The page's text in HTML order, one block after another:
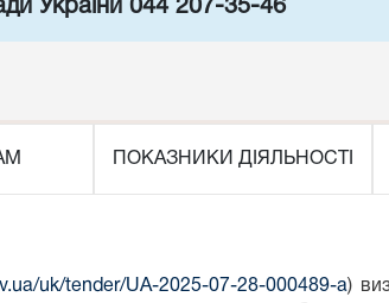
України 044 207-35-46
ПОКАЗНИКИ ДІЯЛЬНОСТІ
uk/tender/UA-2025-07-28-000489-a)